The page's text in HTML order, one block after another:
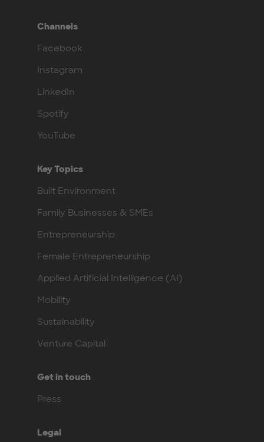
Channels
Facebook
Instagram
LinkedIn
Spotify
YouTube
Key Topics
Built Environment
Family Businesses & SMEs
Entrepreneurship
Female Entrepreneurship
Applied Artificial Intelligence (AI)
Mobility
Sustainability
Venture Capital
Get in touch
Press
Legal